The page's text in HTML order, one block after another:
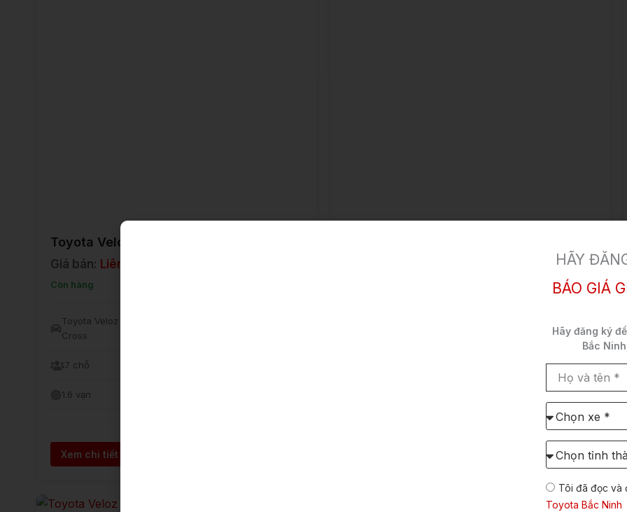
Toyota Veloz Cross CVT
Giá bán: Liên hệ
Còn hàng
Toyota Veloz
Cross
7 chỗ
1.6 vạn
Xem chi tiết →
Nhập khẩu
HÃY
BÁO GIÁ
Hãy đăng ký
Bắc Ninh,
Chọn
xe
báo
giá:
Chọn
Tỉnh/TP
định
lăn
Tôi đã đọc và
Toyota Bắc Ninh